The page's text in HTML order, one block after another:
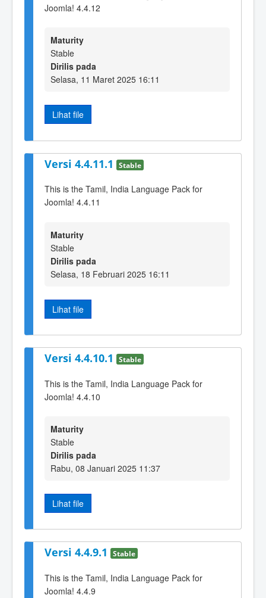
Joomla! 4.4.12
Maturity
Stable
Dirilis pada
Selasa, 11 Maret 2025 16:11
Lihat file
Versi 4.4.11.1 Stable
This is the Tamil, India Language Pack for
Joomla! 4.4.11
Maturity
Stable
Dirilis pada
Selasa, 18 Februari 2025 16:11
Lihat file
Versi 4.4.10.1 Stable
This is the Tamil, India Language Pack for
Joomla! 4.4.10
Maturity
Stable
Dirilis pada
Rabu, 08 Januari 2025 11:37
Lihat file
Versi 4.4.9.1 Stable
This is the Tamil, India Language Pack for
Joomla! 4.4.9